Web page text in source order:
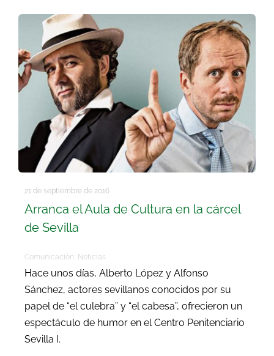
21 de septiembre de 2016
Arranca el Aula de Cultura en la cárcel
de Sevilla
Comunicación Noticias
Hace unos días, Alberto López y Alfonso
Sánchez, actores sevillanos conocidos por su
papel de “el culebra” y “el cabesa”, ofrecieron un
espectáculo de humor en el Centro Penitenciario
Sevilla I.